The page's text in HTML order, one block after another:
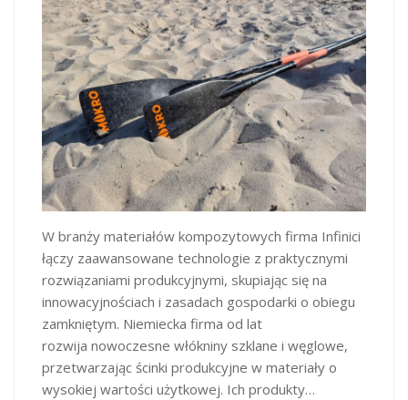
W branży materiałów kompozytowych firma Infinici
łączy zaawansowane technologie z praktycznymi
rozwiązaniami produkcyjnymi, skupiając się na
innowacyjnościach i zasadach gospodarki o obiegu
zamkniętym. Niemiecka firma od lat
rozwija nowoczesne włókniny szklane i węglowe,
przetwarzając ścinki produkcyjne w materiały o
wysokiej wartości użytkowej. Ich produkty…